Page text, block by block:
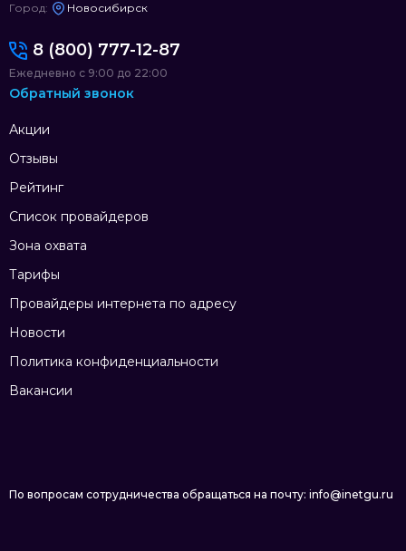
Город: Новосибирск
Акции
Отзывы
Рейтинг
Список провайдеров
Зона охвата
Тарифы
Провайдеры интернета по адресу
Новости
Политика конфиденциальности
Вакансии
8 (800) 777-12-87
Ежедневно с 9:00 до 22:00
Обратный звонок
По вопросам сотрудничества обращаться на почту: info@inetgu.ru